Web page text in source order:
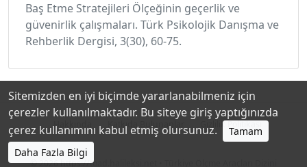
Baş Etme Stratejileri Ölçeğinin geçerlik ve
güvenirlik çalışmaları. Türk Psikolojik Danışma ve
Rehberlik Dergisi, 3(30), 60-75.
Hakkında Katkıda Bulunanlar Gizlilik Politikası
© 2026https://toad.halileksi.net
Sitemizden en iyi biçimde yararlanabilmeniz için
çerezler kullanılmaktadır. Bu siteye giriş yaptığınızda
çerez kullanımını kabul etmiş olursunuz.
Tamam
Daha Fazla Bilgi